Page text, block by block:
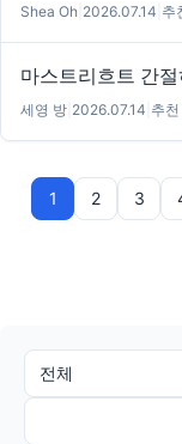
Shea Oh 2026.07.14 추
마스트리흐트 간
세영 방 2026.07.14 추
1 2 3